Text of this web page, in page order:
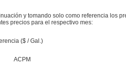
y tomando solo como referencia los
precios para el respectivo mes:
($ / Gal.)
ACPM